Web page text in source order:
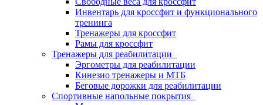
Инвентарь для кроссфит и функционального
тренинга
Тренажеры для кроссфит
Рамы для кроссфит
Тренажеры для реабилитации
Эргометры для реабилитации
Кинезио тренажеры и МТБ
Беговые дорожки для реабилитации
Спортивные напольные покрытия